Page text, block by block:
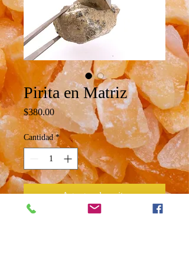
Pirita en Matriz
$380.00Precio
Cantidad *
Agregar al carrito